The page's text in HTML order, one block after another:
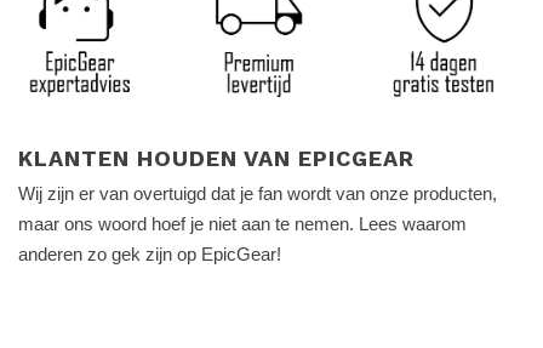
KLANTEN HOUDEN VAN EPICGEAR
Wij zijn er van overtuigd dat je fan wordt van onze producten,
maar ons woord hoef je niet aan te nemen. Lees waarom
anderen zo gek zijn op EpicGear!